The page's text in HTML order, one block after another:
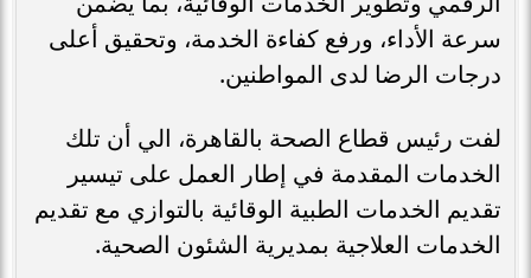
سرعة الأداء، ورفع كفاءة الخدمة، وتحقيق أعلى
درجات الرضا لدى المواطنين.
لفت رئيس قطاع الصحة بالقاهرة، الي أن تلك
الخدمات المقدمة في إطار العمل على تيسير
تقديم الخدمات الطبية الوقائية بالتوازي مع تقديم
الخدمات العلاجية بمديرية الشئون الصحية.